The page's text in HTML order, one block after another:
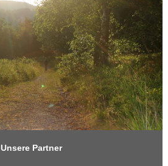
Unsere Partner